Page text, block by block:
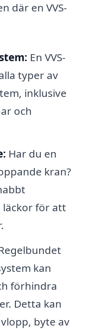
där en VVS-
En VVS-
typer av
inklusive
och
Har du en
kran?
för att
kan
förhindra
Detta kan
byte av